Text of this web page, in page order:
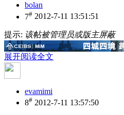
bolan
7# 2012-7-11 13:51:51
提示: 该帖被管理员或版主屏蔽
展开阅读全文
evamimi
8# 2012-7-11 13:57:50